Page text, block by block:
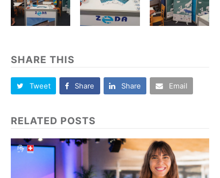
SHARE THIS
Tweet Share Share Email
RELATED POSTS